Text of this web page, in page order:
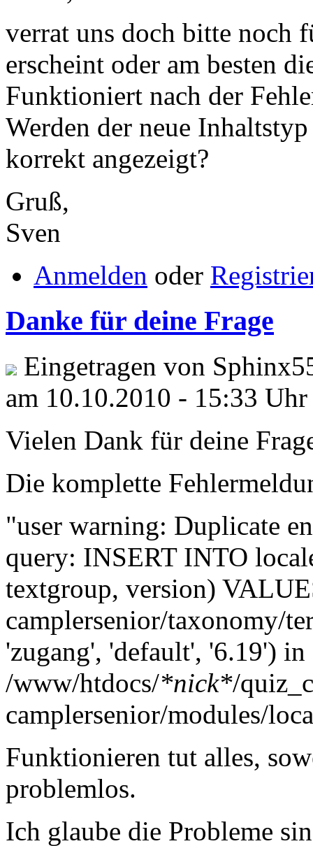
verrat uns doch bitte noch
erscheint oder am besten
Funktioniert nach der
Werden der neue
korrekt angezeigt?
Gruß,
Sven
Anmelden oder
Danke für deine Frage
Eingetragen von
am 10.10.2010 - 15:33 Uhr
Vielen Dank für deine
Die komplette
"user warning: Duplicate
query: INSERT INTO
textgroup, version)
camplersenior/taxonomy/
'zugang', 'default', '6.19') in
/www/htdocs/*nick*/
camplersenior/modules/
Funktionieren tut alles,
problemlos.
Ich glaube die Probleme